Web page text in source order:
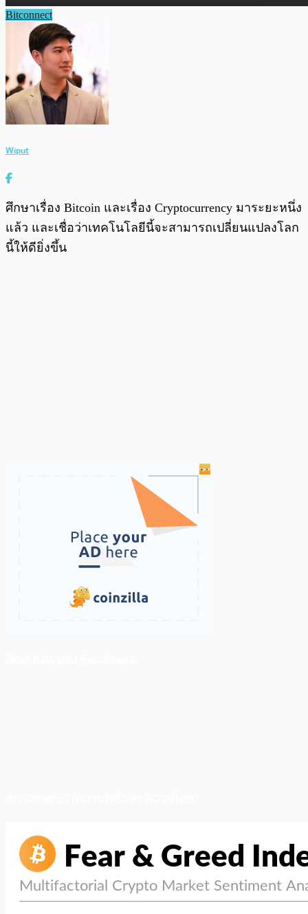
Bitconnect
Wiput
ศึกษาเรื่อง Bitcoin และเรื่อง Cryptocurrency มาระยะหนึ่ง
แล้ว และเชื่อว่าเทคโนโลยีนี้จะสามารถเปลี่ยนแปลงโลก
นี้ให้ดียิ่งขึ้น